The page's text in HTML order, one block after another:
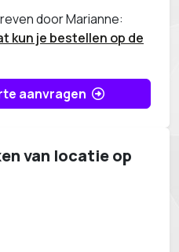
door Marianne:
kun je bestellen op de
aanvragen
van locatie op